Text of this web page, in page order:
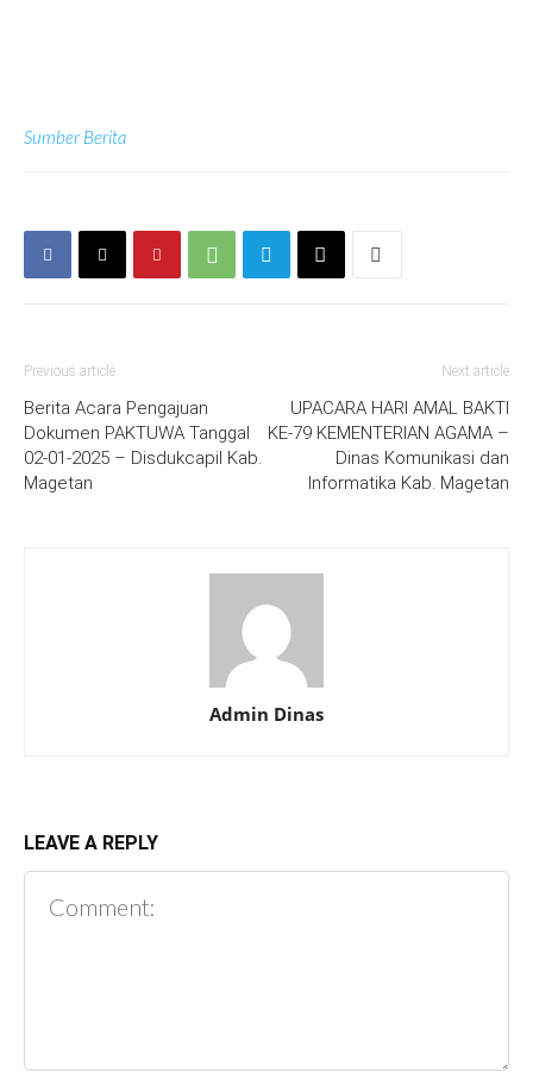
Sumber Berita
Previous article
Berita Acara Pengajuan
Dokumen PAKTUWA Tanggal
02-01-2025 – Disdukcapil Kab.
Magetan
Next article
UPACARA HARI AMAL BAKTI
KE-79 KEMENTERIAN AGAMA –
Dinas Komunikasi dan
Informatika Kab. Magetan
Admin Dinas
LEAVE A REPLY